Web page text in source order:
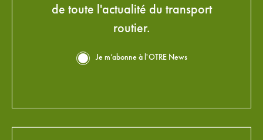
de toute l'actualité du transport
routier.
Je m’abonne à l'OTRE News